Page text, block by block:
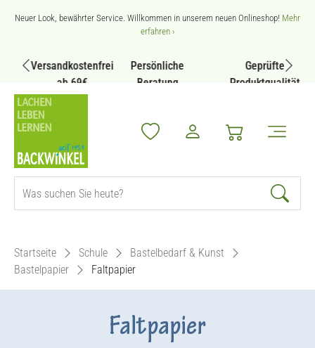
Zum Hauptinhalt springen
Neuer Look, bewährter Service. Willkommen in unserem neuen Onlineshop! Mehr
erfahren ›
Versandkostenfrei
ab 69€
Persönliche
Beratung
Geprüfte
Produktqualität
Startseite Schule
Bastelbedarf & Kunst
Bastelpapier
Faltpapier
Faltpapier